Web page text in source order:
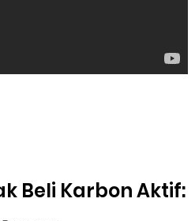
Beli Karbon Aktif: